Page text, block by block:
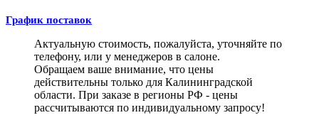
График поставок
Актуальную стоимость, пожалуйста, уточняйте по
телефону, или у менеджеров в салоне.
Обращаем ваше внимание, что цены
действительны только для Калининградской
области. При заказе в регионы РФ - цены
рассчитываются по индивидуальному запросу!